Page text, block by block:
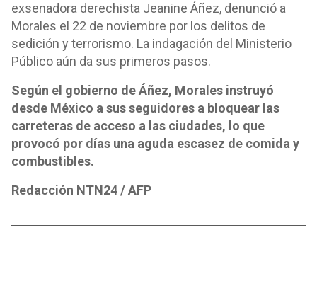
exsenadora derechista Jeanine Áñez, denunció a
Morales el 22 de noviembre por los delitos de
sedición y terrorismo. La indagación del Ministerio
Público aún da sus primeros pasos.
Según el gobierno de Áñez, Morales instruyó
desde México a sus seguidores a bloquear las
carreteras de acceso a las ciudades, lo que
provocó por días una aguda escasez de comida y
combustibles.
Redacción NTN24 / AFP